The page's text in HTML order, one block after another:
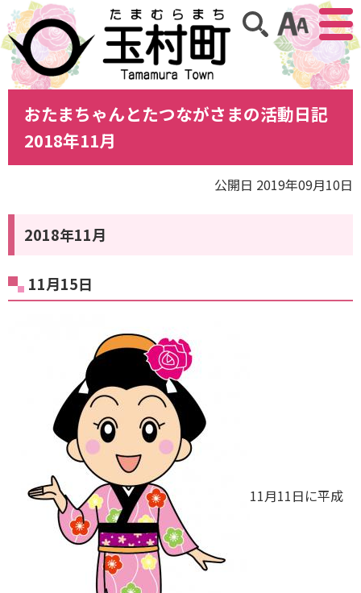
アクセ
サイト内検索
おたまちゃんとたつながさまの活動日記
2018年11月
公開日 2019年09月10日
2018年11月
11月15日
11月11日に平成